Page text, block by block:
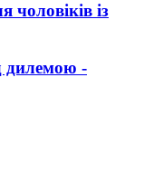
чоловіків із
дилемою -